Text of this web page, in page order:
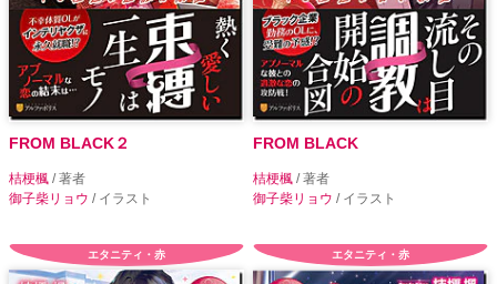
FROM BLACK２
桔梗楓 / 著者
御子柴リョウ / イラスト
FROM BLACK
桔梗楓 / 著者
御子柴リョウ / イラスト
エタニティ・赤 エタニティ・赤